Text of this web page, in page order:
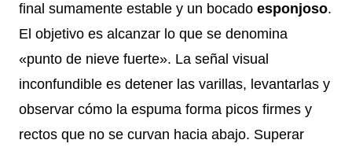
final sumamente estable y un bocado esponjoso.
El objetivo es alcanzar lo que se denomina
«punto de nieve fuerte». La señal visual
inconfundible es detener las varillas, levantarlas y
observar cómo la espuma forma picos firmes y
rectos que no se curvan hacia abajo. Superar